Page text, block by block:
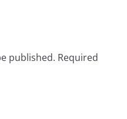
published. Required